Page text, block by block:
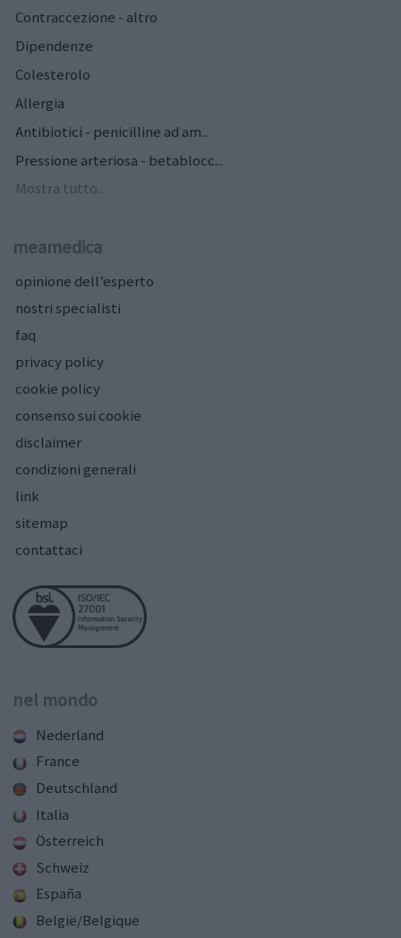
Contraccezione - altro
Dipendenze
Colesterolo
Allergia
Antibiotici - penicilline ad am...
Pressione arteriosa - betablocc...
Mostra tutto...
meamedica
opinione dell’esperto
nostri specialisti
faq
privacy policy
cookie policy
consenso sui cookie
disclaimer
condizioni generali
link
sitemap
contattaci
nel mondo
Nederland
France
Deutschland
Italia
Österreich
Schweiz
España
België/Belgique